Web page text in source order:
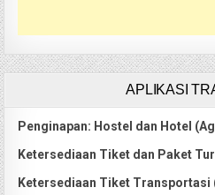
APLIKASI
Penginapan: Hostel dan Hotel
Ketersediaan Tiket dan Paket
Ketersediaan Tiket Transportasi